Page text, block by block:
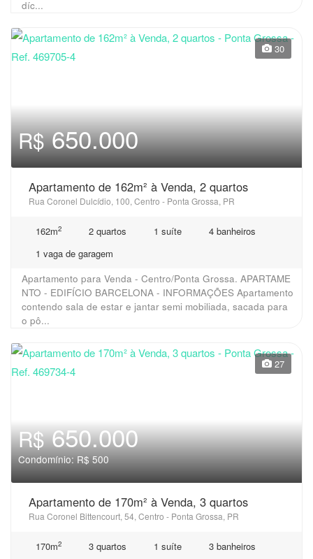
díc...
30
R$650.000
Apartamento de 162m² à Venda, 2 quartos
Rua Coronel Dulcídio, 100, Centro - Ponta Grossa, PR
162m2 2 quartos 1 suíte
4 banheiros
1 vaga de garagem
Apartamento para Venda - Centro/Ponta Grossa. APARTAME
NTO - EDIFÍCIO BARCELONA - INFORMAÇÕES Apartamento
contendo sala de estar e jantar semi mobiliada, sacada para
o pô...
27
R$650.000
Condomínio: R$ 500
Apartamento de 170m² à Venda, 3 quartos
Rua Coronel Bittencourt, 54, Centro - Ponta Grossa, PR
170m2 3 quartos 1 suíte
3 banheiros